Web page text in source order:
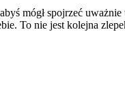
mógł spojrzeć
To nie jest kolejna